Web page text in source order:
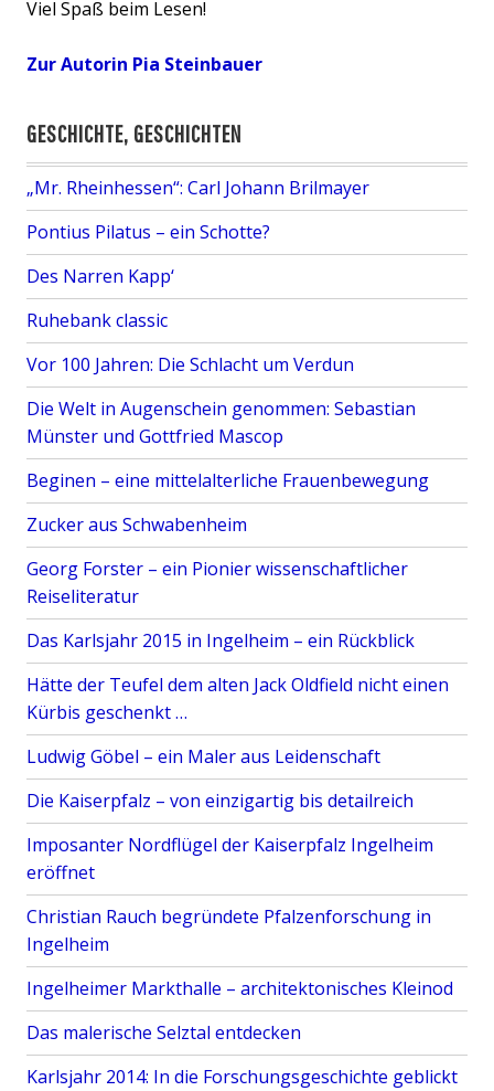
c
u
g
g
e
s
c
h
i
c
h
t
e
g
e
b
l
i
k
t
“
Viel Spaß beim Lesen!
Zur Autorin Pia Steinbauer
GESCHICHTE, GESCHICHTEN
„Mr. Rheinhessen“: Carl Johann Brilmayer
Pontius Pilatus – ein Schotte?
Des Narren Kapp‘
Ruhebank classic
Vor 100 Jahren: Die Schlacht um Verdun
Die Welt in Augenschein genommen: Sebastian
Münster und Gottfried Mascop
Beginen – eine mittelalterliche Frauenbewegung
Zucker aus Schwabenheim
Georg Forster – ein Pionier wissenschaftlicher
Reiseliteratur
Das Karlsjahr 2015 in Ingelheim – ein Rückblick
Hätte der Teufel dem alten Jack Oldfield nicht einen
Kürbis geschenkt …
Ludwig Göbel – ein Maler aus Leidenschaft
Die Kaiserpfalz – von einzigartig bis detailreich
Imposanter Nordflügel der Kaiserpfalz Ingelheim
eröffnet
Christian Rauch begründete Pfalzenforschung in
Ingelheim
Ingelheimer Markthalle – architektonisches Kleinod
Das malerische Selztal entdecken
Karlsjahr 2014: In die Forschungsgeschichte geblickt